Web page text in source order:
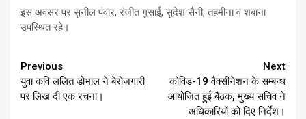
इस अवसर पर सुनील पंवार, रंजीत गुसाई, सुदेश सैनी, तहमीना व शबाना
उपस्थित रहे।
Continue
Reading
Previous
युवा कवि ललित डोभाल ने बेरोजगारी
पर लिख दी एक रचना।
Next
कोविड-19 वैक्सीनेशन के सम्बन्ध
आयोजित हुई बैठक, मुख्य सचिव ने
अधिकारियों को दिए निर्देश।